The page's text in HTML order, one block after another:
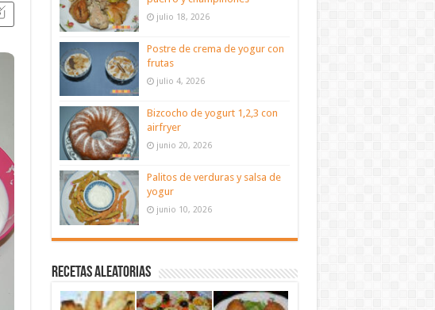
julio 18, 2026
Postre de crema de yogur con
frutas
julio 4, 2026
Bizcocho de yogurt 1,2,3 con
airfryer
junio 20, 2026
Palitos de verduras y salsa de
yogur
junio 10, 2026
Recetas aleatorias